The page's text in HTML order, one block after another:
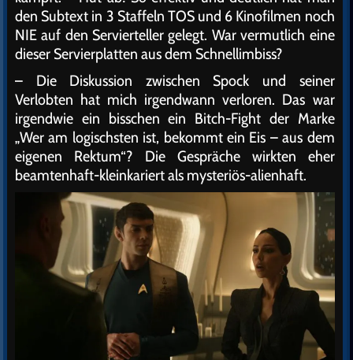
den Subtext in 3 Staffeln TOS und 6 Kinofilmen noch
NIE auf den Servierteller gelegt. War vermutlich eine
dieser Servierplatten aus dem Schnellimbiss?
– Die Diskussion zwischen Spock und seiner
Verlobten hat mich irgendwann verloren. Das war
irgendwie ein bisschen ein Bitch-Fight der Marke
„Wer am logischsten ist, bekommt ein Eis – aus dem
eigenen Rektum“? Die Gespräche wirkten eher
beamtenhaft-kleinkariert als mysteriös-alienhaft.